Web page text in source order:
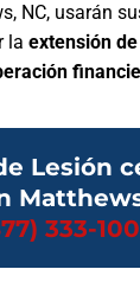
NC, usarán
la extensión
Lesión
333-